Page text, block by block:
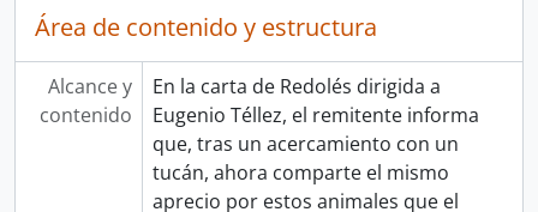
Área de contenido y estructura
Alcance y
contenido
En la carta de Redolés dirigida a
Eugenio Téllez, el remitente informa
que, tras un acercamiento con un
tucán, ahora comparte el mismo
aprecio por estos animales que el